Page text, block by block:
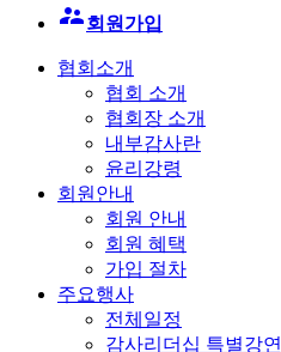
회원가입
협회소개
협회 소개
협회장 소개
내부감사란
윤리강령
회원안내
회원 안내
회원 혜택
가입 절차
주요행사
전체일정
감사리더십 특별강연